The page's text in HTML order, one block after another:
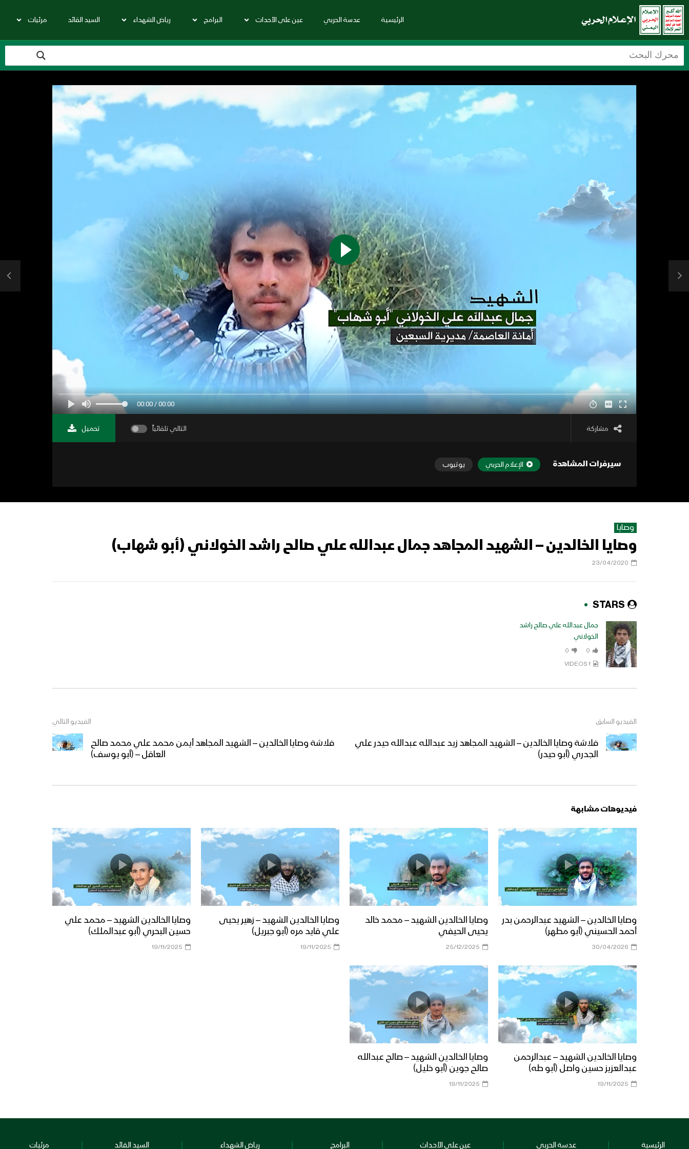
الرئيسية عدسة الحربي عين على الأحداث البرامج رياض الشهداء السيد القائد مرئيات
00:00 / 00:00
مشاركة التالي تلقائياً تحميل
سيرفرات المشاهدة الإعلام الحربي يوتيوب
وصايا
وصايا الخالدين – الشهيد المجاهد جمال عبدالله علي صالح راشد الخولاني (أبو شهاب)
23/04/2020
STARS
جمال عبدالله علي صالح راشد
الخولاني
0
0
1 VIDEOS
الفيديو السابق
فلاشة وصايا الخالدين – الشهيد المجاهد زيد عبدالله عبدالله حيدر علي
الجدري (أبو حيدر)
الفيديو التالي
فلاشة وصايا الخالدين – الشهيد المجاهد أيمن محمد علي محمد صالح
العاقل – (أبو يوسف)
فيديوهات مشابهة
وصايا الخالدين – الشهيد عبدالرحمن بدر
أحمد الحسيني (أبو مطهر)
30/04/2026
وصايا الخالدين الشهيد – محمد خالد
يحيى الحيفي
25/12/2025
وصايا الخالدين الشهيد – زهير يحيى
علي قايد مره (أبو جبريل)
19/11/2025
وصايا الخالدين الشهيد – محمد علي
حسين البحري (أبو عبدالملك)
19/11/2025
وصايا الخالدين الشهيد – عبدالرحمن
عبدالعزيز حسين واصل (أبو طه)
19/11/2025
وصايا الخالدين الشهيد – صالح عبدالله
صالح جوين (أبو خليل)
19/11/2025
الرئيسية عدسة الحربي عين على الأحداث البرامج رياض الشهداء السيد القائد مرئيات